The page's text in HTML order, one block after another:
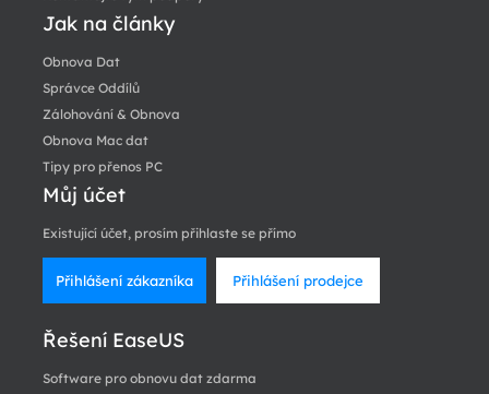
Jak na články
Obnova Dat
Správce Oddílů
Zálohování & Obnova
Obnova Mac dat
Tipy pro přenos PC
Můj účet
Existující účet, prosím přihlaste se přímo
Přihlášení zákazníka Přihlášení prodejce
Řešení EaseUS
Software pro obnovu dat zdarma